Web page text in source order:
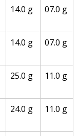
14.0 g 07.0 g
14.0 g 07.0 g
25.0 g 11.0 g
24.0 g 11.0 g